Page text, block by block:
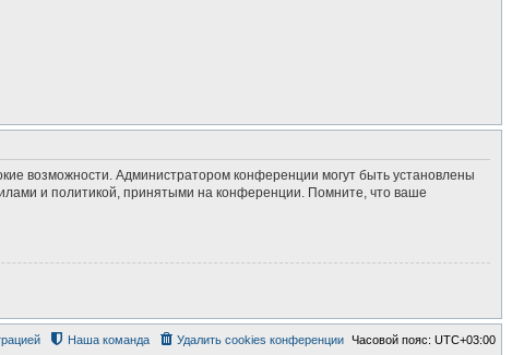
возможности. Администратором конференции могут быть установлены
и политикой, принятыми на конференции. Помните, что ваше
Часовой пояс: UTC+03:00
Удалить cookies конференции
Наша команда